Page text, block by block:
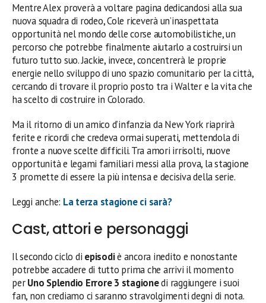
Mentre Alex proverà a voltare pagina dedicandosi alla sua
nuova squadra di rodeo, Cole riceverà un’inaspettata
opportunità nel mondo delle corse automobilistiche, un
percorso che potrebbe finalmente aiutarlo a costruirsi un
futuro tutto suo. Jackie, invece, concentrerà le proprie
energie nello sviluppo di uno spazio comunitario per la città,
cercando di trovare il proprio posto tra i Walter e la vita che
ha scelto di costruire in Colorado.
Ma il ritorno di un amico d’infanzia da New York riaprirà
ferite e ricordi che credeva ormai superati, mettendola di
fronte a nuove scelte difficili. Tra amori irrisolti, nuove
opportunità e legami familiari messi alla prova, la stagione
3 promette di essere la più intensa e decisiva della serie.
Leggi anche: La terza stagione ci sarà?
Cast, attori e personaggi
Il secondo ciclo di episodiè ancora inedito e nonostante
potrebbe accadere di tutto prima che arrivi il momento
perUno Splendio Errore 3 stagionedi raggiungere i suoi
fan, non crediamo ci saranno stravolgimenti degni di nota.